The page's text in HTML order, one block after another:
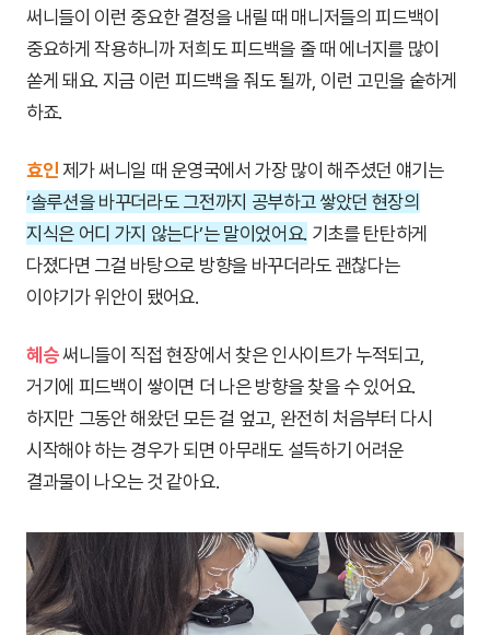
써니들이 이런 중요한 결정을 내릴 때 매니저들의 피드백이
중요하게 작용하니까 저희도 피드백을 줄 때 에너지를 많이
쏟게 돼요. 지금 이런 피드백을 줘도 될까, 이런 고민을 숱하게
하죠.
효인제가 써니일 때 운영국에서 가장 많이 해주셨던 얘기는
‘솔루션을 바꾸더라도 그전까지 공부하고 쌓았던 현장의
지식은 어디 가지 않는다’는 말이었어요. 기초를 탄탄하게
다졌다면 그걸 바탕으로 방향을 바꾸더라도 괜찮다는
이야기가 위안이 됐어요.
혜승써니들이 직접 현장에서 찾은 인사이트가 누적되고,
거기에 피드백이 쌓이면 더 나은 방향을 찾을 수 있어요.
하지만 그동안 해왔던 모든 걸 엎고, 완전히 처음부터 다시
시작해야 하는 경우가 되면 아무래도 설득하기 어려운
결과물이 나오는 것 같아요.